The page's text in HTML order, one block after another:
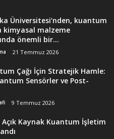
Üniversitesi’nden, kuantum
kimyasal malzeme
önemli bir...
21 Temmuz 2026
Çağı İçin Stratejik Hamle:
Sensörler ve Post-
9 Temmuz 2026
Açık Kaynak Kuantum İşletim